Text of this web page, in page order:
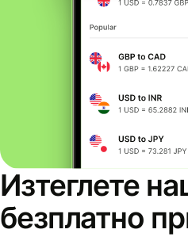
Изтеглете
безплатно